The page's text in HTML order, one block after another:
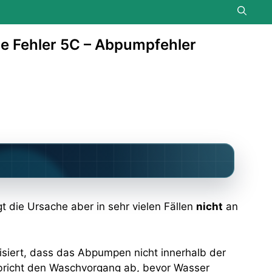
Fehler 5C – Abpumpfehler
die Ursache aber in sehr vielen Fällen nicht an
dass das Abpumpen nicht innerhalb der
den Waschvorgang ab, bevor Wasser